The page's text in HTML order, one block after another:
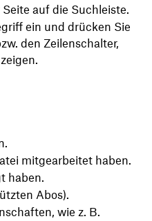
auf die Suchleiste.
ein und drücken Sie
den Zeilenschalter,
mitgearbeitet haben.
haben.
Abos).
wie z. B.